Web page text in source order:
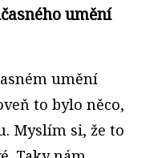
umění
umění
to bylo něco,
Myslím si, že to